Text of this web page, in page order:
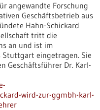
angewandte Forschung
Geschäftsbetrieb aus
Hahn-Schickard
tritt die
an und ist im
eingetragen. Sie
Geschäftsführer Dr. Karl-
wird-zur-ggmbh-karl-